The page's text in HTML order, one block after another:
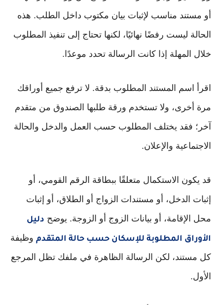
أو مستند مناسب لإثبات بيان مكتوب داخل الطلب. هذه
الحالة ليست رفضًا نهائيًا، لكنها تحتاج إلى تنفيذ المطلوب
خلال المهلة إذا كانت الرسالة تحدد موعدًا.
اقرأ اسم المستند المطلوب بدقة. لا ترفع جميع أوراقك
مرة أخرى، ولا تستخدم ورقة طلبها الصندوق من متقدم
آخر؛ فقد يختلف المطلوب حسب العمل والدخل والحالة
الاجتماعية والإعلان.
قد يكون الاستكمال متعلقًا ببطاقة الرقم القومي، أو
إثبات الدخل، أو مستندات الزواج أو الطلاق، أو إثبات
محل الإقامة، أو بيانات الزوج أو الزوجة. يوضح دليل
الأوراق المطلوبة للإسكان حسب حالة المتقدم وظيفة
كل مستند، لكن الرسالة الظاهرة في ملفك تظل المرجع
الأول.